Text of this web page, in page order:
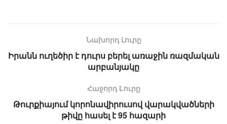
Նախորդ Լուրը
Իրանն ուղեծիր է դուրս բերել առաջին ռազմական
արբանյակը
Հաջորդ Lուրը
Թուրքիայում կորոնավիրուսով վարակվածների
թիվը հասել է 95 հազարի